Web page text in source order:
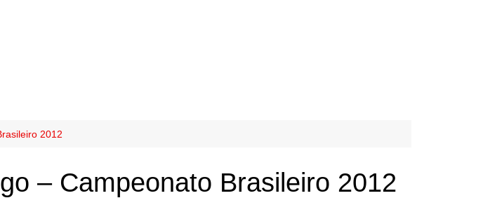
2012
– Campeonato Brasileiro 2012